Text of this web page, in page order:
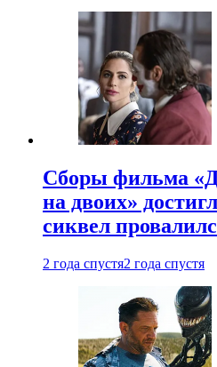
Сборы фильма
на двоих»
сиквел
2 года спустя2 года спустя